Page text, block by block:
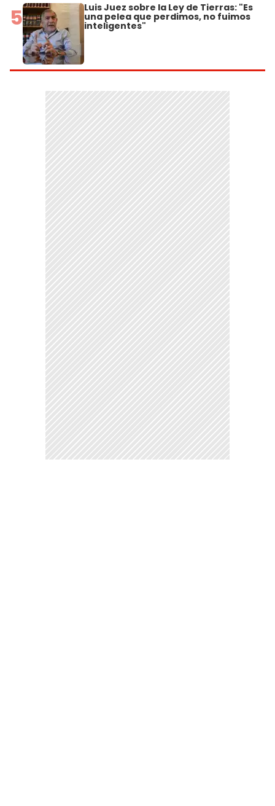
5 Luis Juez sobre la Ley de Tierras: "Es
una pelea que perdimos, no fuimos
inteligentes"